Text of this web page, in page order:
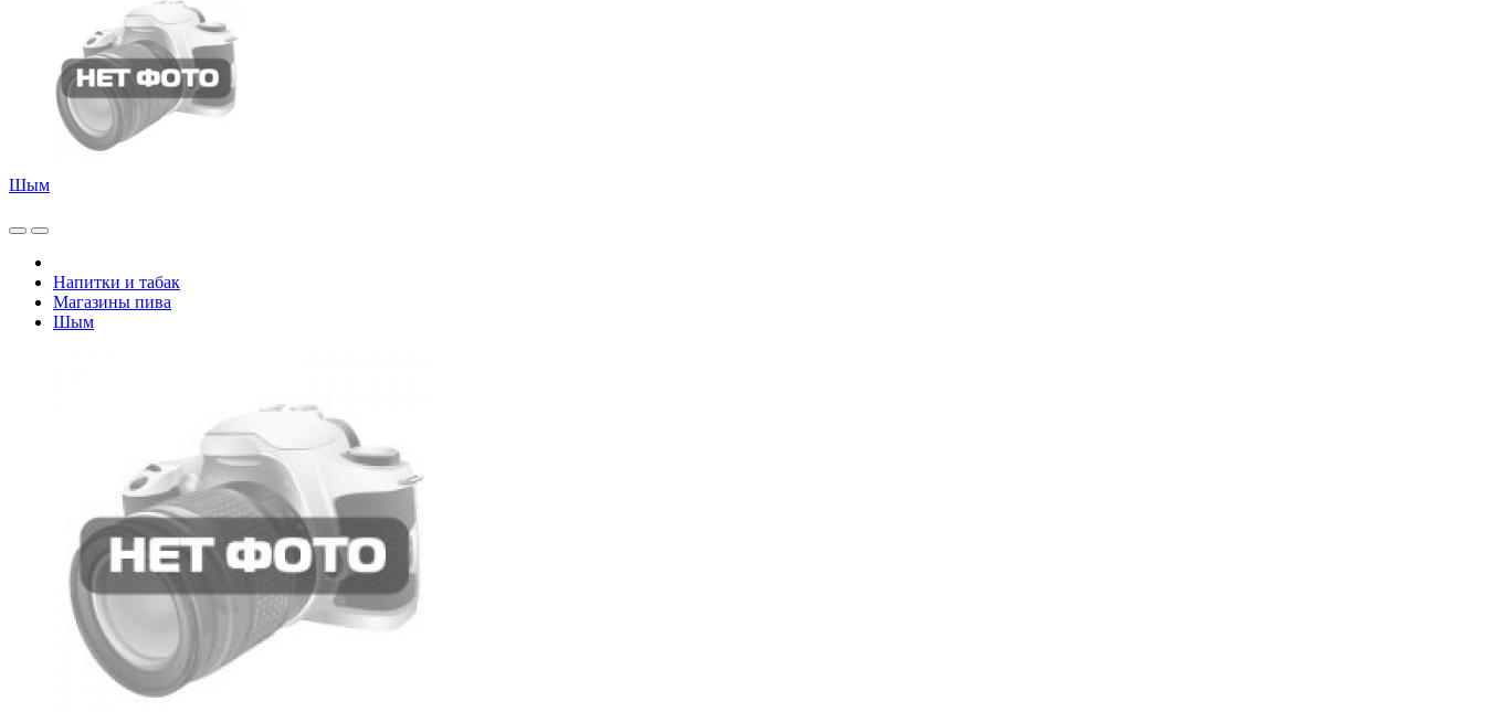
Шым
Напитки и табак
Магазины пива
Шым